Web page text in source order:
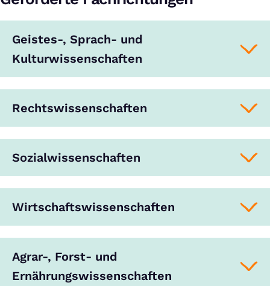
Geistes-, Sprach- und
Kulturwissenschaften
Rechtswissenschaften
Sozialwissenschaften
Wirtschaftswissenschaften
Agrar-, Forst- und
Ernährungswissenschaften